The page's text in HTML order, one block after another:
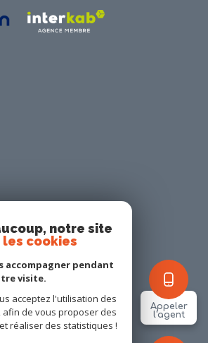
Appeler
l'agent
notre site
cookies
accompagner pendant
visite.
acceptez l'utilisation des
afin de vous proposer des
réaliser des statistiques !